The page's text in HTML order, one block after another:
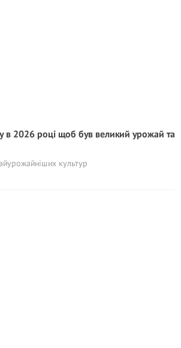
в 2026 році щоб був великий урожай та
культур